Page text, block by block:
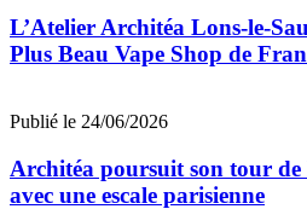
L’Atelier Architéa Lons-le-
Plus Beau Vape Shop de
Publié le 24/06/2026
Architéa poursuit son tour de
avec une escale parisienne